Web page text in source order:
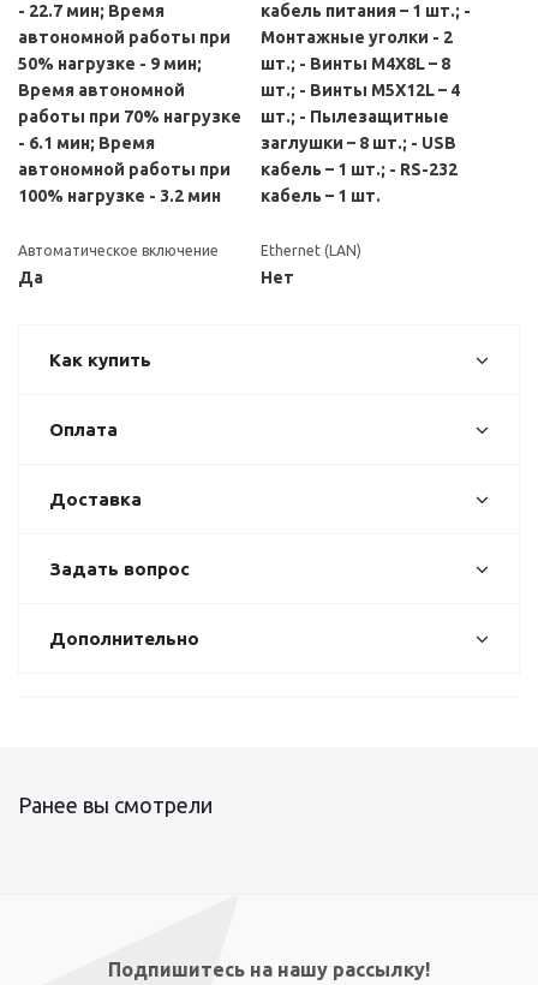
- 22.7 мин; Время
автономной работы при
50% нагрузке - 9 мин;
Время автономной
работы при 70% нагрузке
- 6.1 мин; Время
автономной работы при
100% нагрузке - 3.2 мин
кабель питания – 1 шт.; -
Монтажные уголки - 2
шт.; - Винты M4X8L – 8
шт.; - Винты M5X12L – 4
шт.; - Пылезащитные
заглушки – 8 шт.; - USB
кабель – 1 шт.; - RS-232
кабель – 1 шт.
Автоматическое включение
Да
Ethernet (LAN)
Нет
Как купить
Оплата
Доставка
Задать вопрос
Дополнительно
Ранее вы смотрели
Подпишитесь на нашу рассылку!